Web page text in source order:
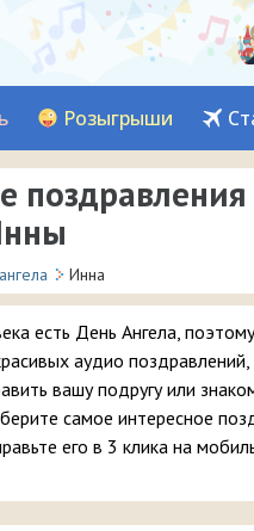
Розыгрыши
Инна
есть День Ангела,
аудио
вашу подругу или
самое интересное
его в 3 клика на